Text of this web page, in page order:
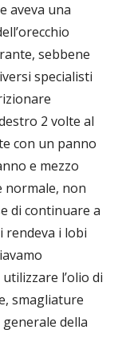
aveva una
sebbene
specialisti
2 volte al
con un panno
e mezzo
normale, non
di continuare a
rendeva i lobi
l’olio di
smagliature
della